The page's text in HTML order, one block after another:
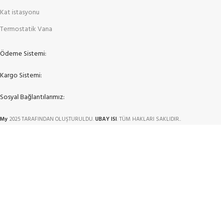
Kat istasyonu
Termostatik Vana
Ödeme Sistemi:
Kargo Sistemi:
Sosyal Bağlantılarımız:
My 2025 TARAFINDAN OLUŞTURULDU.UBAY ISI. TÜM HAKLARI SAKLIDIR..